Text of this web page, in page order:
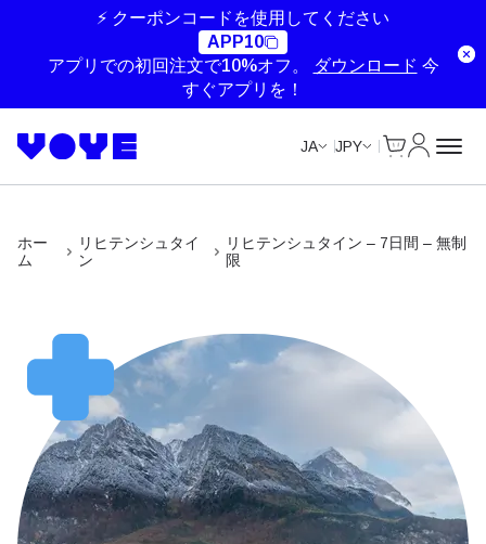
⚡ クーポンコードを使用してください
APP10
アプリでの初回注文で10%オフ。
ダウンロード 今
すぐアプリを！
JA JPY
ホー
ム
リヒテンシュタイ
ン
リヒテンシュタイン – 7日間 – 無制
限
Unlimited Data
Unlimited Data
Unlimited Data
Unlimited Data